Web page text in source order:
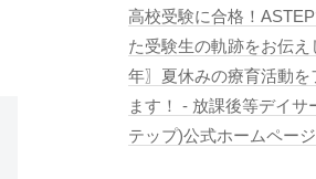
高校受験に合格！
た受験生の軌跡をお伝え
年〗夏休みの療育活動を
ます！ - 放課後等デイサ
テップ)公式ホームページ